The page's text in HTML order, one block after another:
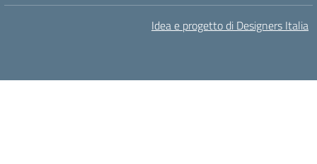
Idea e progetto di Designers Italia